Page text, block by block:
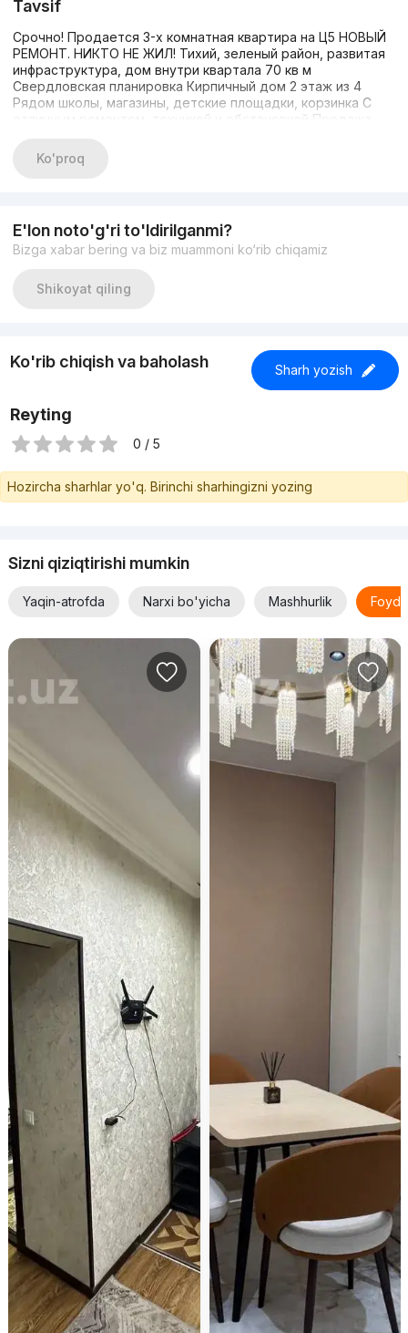
Tavsif
Срочно! Продается 3-х комнатная квартира на Ц5 НОВЫЙ
РЕМОНТ. НИКТО НЕ ЖИЛ! Тихий, зеленый район, развитая
инфраструктура, дом внутри квартала 70 кв м
Свердловская планировка Кирпичный дом 2 этаж из 4
Рядом школы, магазины, детские площадки, корзинка С
отличным ремонтом, техникой и обстановкой Продажа
месте. Риэлторов не беспокоить!
Ko'proq
E'lon noto'g'ri to'ldirilganmi?
Bizga xabar bering va biz muammoni ko‘rib chiqamiz
Shikoyat qiling
Ko'rib chiqish va baholash Sharh yozish
Reyting
0 / 5
Hozircha sharhlar yo'q. Birinchi sharhingizni yozing
Sizni qiziqtirishi mumkin
Yaqin-atrofda Narxi bo'yicha Mashhurlik